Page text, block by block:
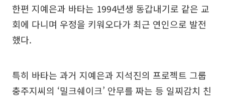
한편 지예은과 바타는 1994년생 동갑내기로 같은 교
회에 다니며 우정을 키워오다가 최근 연인으로 발전
했다.
특히 바타는 과거 지예은과 지석진의 프로젝트 그룹
충주지씨의 ‘밀크쉐이크’ 안무를 짜는 등 일찌감치 친